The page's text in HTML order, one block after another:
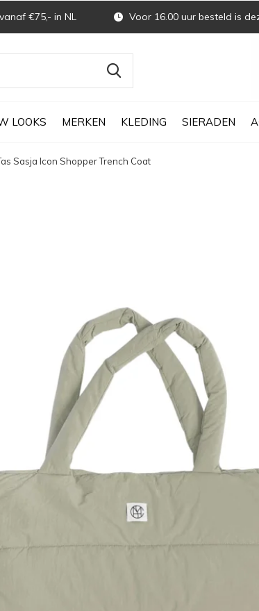
LOOKS MERKEN KLEDING SIERADEN
€75,- in NL Voor 16.00 uur besteld is
Sasja Icon Shopper Trench Coat